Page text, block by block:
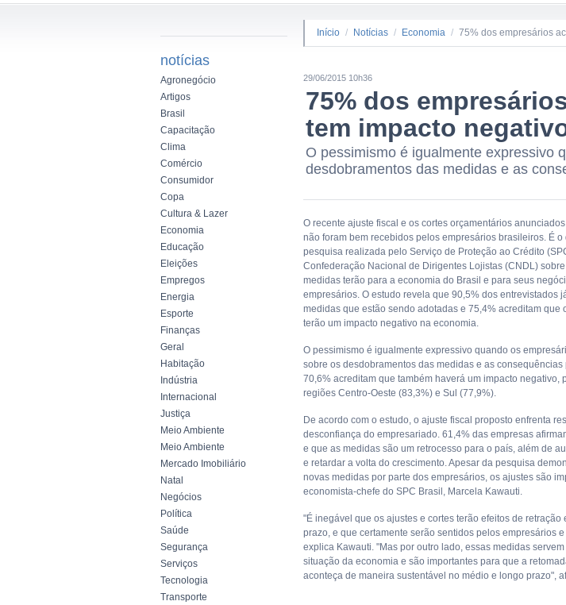
notícias
Agronegócio
Artigos
Brasil
Capacitação
Clima
Comércio
Consumidor
Copa
Cultura & Lazer
Economia
Educação
Eleições
Empregos
Energia
Esporte
Finanças
Geral
Habitação
Indústria
Internacional
Justiça
Meio Ambiente
Meio Ambiente
Mercado Imobiliário
Natal
Negócios
Política
Saúde
Segurança
Serviços
Tecnologia
Transporte
Início / Notícias / Economia / 75% dos empresários
29/06/2015 10h36
75% dos
tem impacto
O pessimismo é igualmente expressivo
desdobramentos das medidas e as
O recente ajuste fiscal e os cortes orçamentários
não foram bem recebidos pelos empresários brasileiros. É o
pesquisa realizada pelo Serviço de Proteção ao Crédito
Confederação Nacional de Dirigentes Lojistas (CNDL)
medidas terão para a economia do Brasil e para seus
empresários. O estudo revela que 90,5% dos entrevistados
medidas que estão sendo adotadas e 75,4% acreditam que
terão um impacto negativo na economia.
O pessimismo é igualmente expressivo quando os
sobre os desdobramentos das medidas e as consequências
70,6% acreditam que também haverá um impacto negativo,
regiões Centro-Oeste (83,3%) e Sul (77,9%).
De acordo com o estudo, o ajuste fiscal proposto enfrenta
desconfiança do empresariado. 61,4% das empresas
e que as medidas são um retrocesso para o país, além de
e retardar a volta do crescimento. Apesar da pesquisa
novas medidas por parte dos empresários, os ajustes são
economista-chefe do SPC Brasil, Marcela Kawauti.
"É inegável que os ajustes e cortes terão efeitos de retração
prazo, e que certamente serão sentidos pelos empresários
explica Kawauti. "Mas por outro lado, essas medidas
situação da economia e são importantes para que a
aconteça de maneira sustentável no médio e longo prazo",